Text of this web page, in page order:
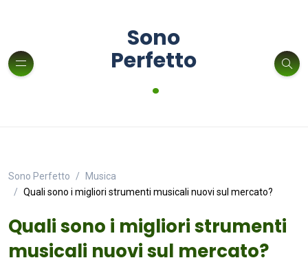
Sono
Perfetto
.
Sono Perfetto
Musica
Quali sono i migliori strumenti musicali nuovi sul mercato?
Quali sono i migliori strumenti
musicali nuovi sul mercato?